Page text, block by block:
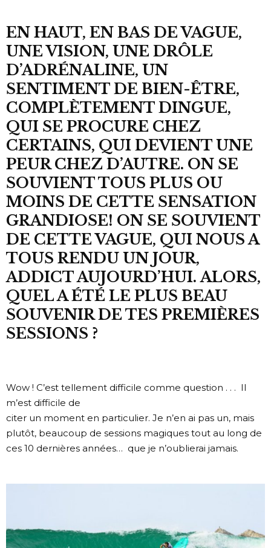
EN HAUT, EN BAS DE VAGUE,
UNE VISION, UNE DRÔLE
D’ADRÉNALINE, UN
SENTIMENT DE BIEN-ÊTRE,
COMPLÈTEMENT DINGUE,
QUI SE PROCURE CHEZ
CERTAINS, QUI DEVIENT UNE
PEUR CHEZ D’AUTRE. ON SE
SOUVIENT TOUS PLUS OU
MOINS DE CETTE SENSATION
GRANDIOSE! ON SE SOUVIENT
DE CETTE VAGUE, QUI NOUS A
TOUS RENDU UN JOUR,
ADDICT AUJOURD’HUI. ALORS,
QUEL A ÉTÉ LE PLUS BEAU
SOUVENIR DE TES PREMIÈRES
SESSIONS ?
Wow ! C’est tellement difficile comme question . . . Il
m’est difficile de
citer un moment en particulier. Je n’en ai pas un, mais
plutôt, beaucoup de sessions magiques tout au long de
ces 10 dernières années… que je n’oublierai jamais.